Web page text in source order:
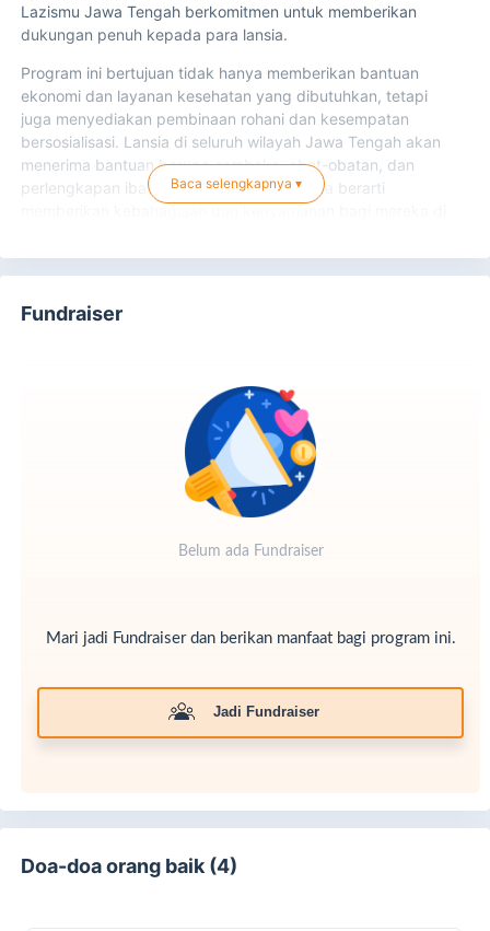
Lazismu Jawa Tengah berkomitmen untuk memberikan
dukungan penuh kepada para lansia.
Program ini bertujuan tidak hanya memberikan bantuan
ekonomi dan layanan kesehatan yang dibutuhkan, tetapi
juga menyediakan pembinaan rohani dan kesempatan
bersosialisasi. Lansia di seluruh wilayah Jawa Tengah akan
menerima bantuan berupa sembako, obat-obatan, dan
perlengkapan ibadah. Setiap bantuan Anda berarti
Mari kita bersama-sama mulia di hari tua dengan membantu
donasi, sekecil apa pun, akan memberikan dampak besar
"Donasi Sekarang" dan bergabunglah dengan
ribuan orang yang peduli untuk meningkatkan kualitas
hidup lansia di Jawa Tengah.
#SayangiLansia #PeduliLansia #MuliaDiUsiaSenja
Baca selengkapnya ▾
Fundraiser
Belum ada Fundraiser
Mari jadi Fundraiser dan berikan manfaat bagi program ini.
Jadi Fundraiser
Doa-doa orang baik (4)